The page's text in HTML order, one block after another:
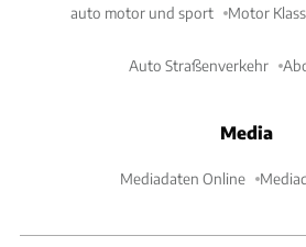
auto motor und sport Motor
Auto Straßenverkehr
Media
Mediadaten Online